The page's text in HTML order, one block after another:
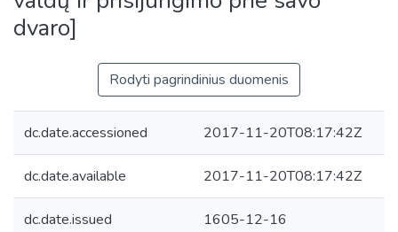
dvaro]
Rodyti pagrindinius duomenis
dc.date.accessioned 2017-11-20T08:17:42Z
dc.date.available 2017-11-20T08:17:42Z
dc.date.issued 1605-12-16